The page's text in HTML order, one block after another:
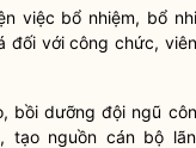
việc bổ nhiệm, bổ
đối với công chức,
bồi dưỡng đội ngũ
tạo nguồn cán bộ